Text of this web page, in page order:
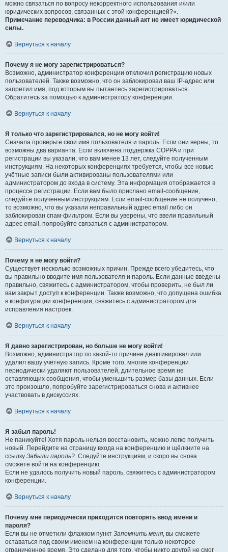
можно связаться по вопросу некорректного использования и/или
юридических вопросов, связанных с этой конференцией?».
Примечание переводчика: в России данный акт не имеет юридической
силы..
Вернуться к началу
Почему я не могу зарегистрироваться?
Возможно, администратор конференции отключил регистрацию новых
пользователей. Также возможно, что он заблокировал ваш IP-адрес или
запретил имя, под которым вы пытаетесь зарегистрироваться.
Обратитесь за помощью к администратору конференции.
Вернуться к началу
Я только что зарегистрировался, но не могу войти!
Сначала проверьте свои имя пользователя и пароль. Если они верны, то
возможны два варианта. Если включена поддержка COPPA и при
регистрации вы указали, что вам менее 13 лет, следуйте полученным
инструкциям. На некоторых конференциях требуется, чтобы все новые
учётные записи были активированы пользователями или
администратором до входа в систему. Эта информация отображается в
процессе регистрации. Если вам было прислано email-сообщение,
следуйте полученным инструкциям. Если email-сообщение не получено,
то возможно, что вы указали неправильный адрес email либо он
заблокирован спам-фильтром. Если вы уверены, что ввели правильный
адрес email, попробуйте связаться с администратором.
Вернуться к началу
Почему я не могу войти?
Существует несколько возможных причин. Прежде всего убедитесь, что
вы правильно вводите имя пользователя и пароль. Если данные введены
правильно, свяжитесь с администратором, чтобы проверить, не был ли
вам закрыт доступ к конференции. Также возможно, что допущена ошибка
в конфигурации конференции, свяжитесь с администратором для
исправления настроек.
Вернуться к началу
Я давно зарегистрирован, но больше не могу войти!
Возможно, администратор по какой-то причине деактивировал или
удалил вашу учётную запись. Кроме того, многие конференции
периодически удаляют пользователей, длительное время не
оставляющих сообщения, чтобы уменьшить размер базы данных. Если
это произошло, попробуйте зарегистрироваться снова и активнее
участвовать в дискуссиях.
Вернуться к началу
Я забыл пароль!
Не паникуйте! Хотя пароль нельзя восстановить, можно легко получить
новый. Перейдите на страницу входа на конференцию и щёлкните на
ссылку Забыли пароль?. Следуйте инструкциям, и скоро вы снова
сможете войти на конференцию.
Если не удалось получить новый пароль, свяжитесь с администратором
конференции.
Вернуться к началу
Почему мне периодически приходится повторять ввод имени и
пароля?
Если вы не отметили флажком пункт Запомнить меня, вы сможете
оставаться под своим именем на конференции только некоторое
ограниченное время. Это сделано для того, чтобы никто другой не смог